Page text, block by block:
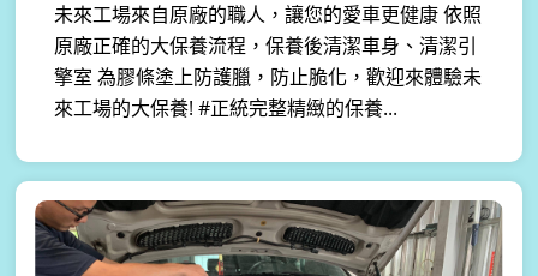
未來工場來自原廠的職人，讓您的愛車更健康 依照
原廠正確的大保養流程，保養後清潔車身、清潔引
擎室 為膠條塗上防護臘，防止脆化，歡迎來體驗未
來工場的大保養! #正統完整精緻的保養...